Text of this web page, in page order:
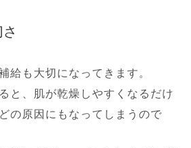
給も大切になってきます。
と、肌が乾燥しやすくなるだけ
の原因にもなってしまうので